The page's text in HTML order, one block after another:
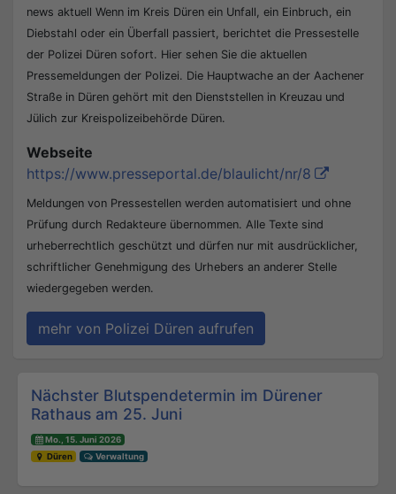
news aktuell Wenn im Kreis Düren ein Unfall, ein Einbruch, ein
Diebstahl oder ein Überfall passiert, berichtet die Pressestelle
der Polizei Düren sofort. Hier sehen Sie die aktuellen
Pressemeldungen der Polizei. Die Hauptwache an der Aachener
Straße in Düren gehört mit den Dienststellen in Kreuzau und
Jülich zur Kreispolizeibehörde Düren.
Webseite
https://www.presseportal.de/blaulicht/nr/8
Meldungen von Pressestellen werden automatisiert und ohne
Prüfung durch Redakteure übernommen. Alle Texte sind
urheberrechtlich geschützt und dürfen nur mit ausdrücklicher,
schriftlicher Genehmigung des Urhebers an anderer Stelle
wiedergegeben werden.
mehr von Polizei Düren aufrufen
Beitrags-Navigation
Nächster Blutspendetermin im Dürener
Rathaus am 25. Juni
Mo., 15. Juni 2026
Düren
Verwaltung